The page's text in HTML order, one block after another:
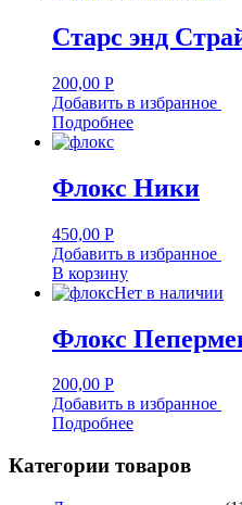
Старс энд
200,00 Р
Добавить в избранное
Подробнее
Флокс Ники
450,00 Р
Добавить в избранное
В корзину
Нет в наличии
Флокс
200,00 Р
Добавить в избранное
Подробнее
Категории товаров